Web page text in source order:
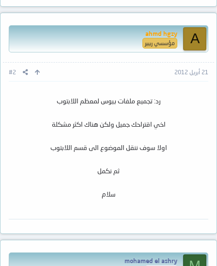
A
ahmd hgzy
مؤسسي ريبير
21 أبريل 2012 #2
رد: تجميع ملفات بيوس لمعظم اللابتوب
اخي اقتراحك جميل ولكن هناك اكثر مشكلة
اولا سوف ننقل الموضوع الى قسم اللابتوب
ثم نكمل
سلام
mohamed el ashry